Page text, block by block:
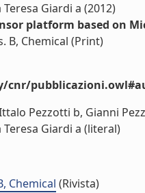
Giardi a (2012)
platform based on
B, Chemical (Print)
cnr/
Pezzotti b, Gianni
Giardi a (literal)
Chemical (Rivista)